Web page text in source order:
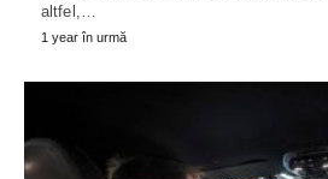
altfel,…
1 year în urmă